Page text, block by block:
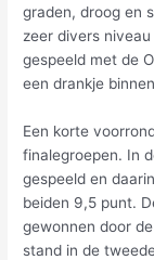
graden, droog en
zeer divers
gespeeld met de
een drankje
Een korte
finalegroepen. In
gespeeld en
beiden 9,5 punt.
gewonnen door
stand in de